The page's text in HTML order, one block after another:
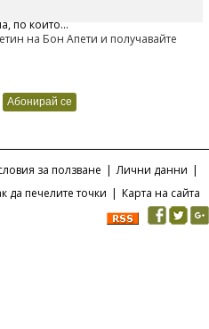
предлагането на изцяло нов
по който...
на Бон Апети и получавайте
за ползване | Лични данни |
да печелите точки | Карта на сайта